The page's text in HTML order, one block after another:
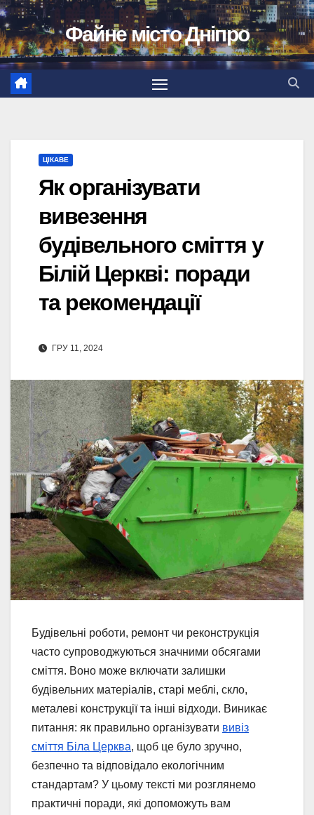
Перейти
до
вмісту
Файне місто Дніпро
ЦІКАВЕ
Як організувати
вивезення
будівельного сміття у
Білій Церкві: поради
та рекомендації
ГРУ 11, 2024
Будівельні роботи, ремонт чи реконструкція
часто супроводжуються значними обсягами
сміття. Воно може включати залишки
будівельних матеріалів, старі меблі, скло,
металеві конструкції та інші відходи. Виникає
питання: як правильно організувати вивіз
сміття Біла Церква, щоб це було зручно,
безпечно та відповідало екологічним
стандартам? У цьому тексті ми розглянемо
практичні поради, які допоможуть вам